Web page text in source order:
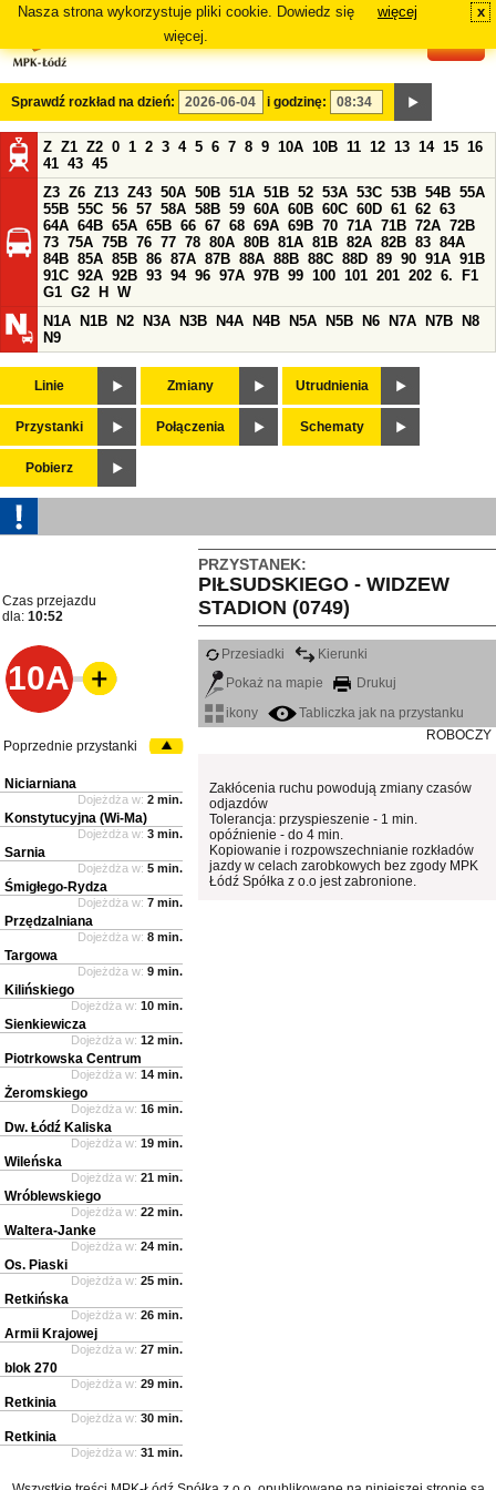
Nasza strona wykorzystuje pliki cookie. Dowiedz się
więcej.
więcej x
Sprawdź rozkład na dzień: i godzinę:
Z Z1 Z2 0 1 2 3 4 5 6 7 8 9 10A 10B 11 12 13 14 15 16
41 43 45
Z3 Z6 Z13 Z43 50A 50B 51A 51B 52 53A 53C 53B 54B 55A
55B 55C 56 57 58A 58B 59 60A 60B 60C 60D 61 62 63
64A 64B 65A 65B 66 67 68 69A 69B 70 71A 71B 72A 72B
73 75A 75B 76 77 78 80A 80B 81A 81B 82A 82B 83 84A
84B 85A 85B 86 87A 87B 88A 88B 88C 88D 89 90 91A 91B
91C 92A 92B 93 94 96 97A 97B 99 100 101 201 202 6.
F1
G1 G2 H
W
N1A
N1B N2 N3A N3B N4A N4B N5A N5B N6 N7A N7B
N8
N9
Linie Zmiany Utrudnienia
Przystanki Połączenia Schematy
Pobierz
PRZYSTANEK:
PIŁSUDSKIEGO - WIDZEW
STADION (0749)
Czas przejazdu
dla: 10:52
10A
Przesiadki
Kierunki
Pokaż na mapie
Drukuj
ikony
Tabliczka jak na przystanku
ROBOCZY
Zakłócenia ruchu powodują zmiany czasów
odjazdów
Tolerancja: przyspieszenie - 1 min.
opóźnienie - do 4 min.
Kopiowanie i rozpowszechnianie rozkładów
jazdy w celach zarobkowych bez zgody MPK
Łódź Spółka z o.o jest zabronione.
Poprzednie przystanki
Niciarniana
Dojeżdża w: 2 min.
Konstytucyjna (Wi-Ma)
Dojeżdża w: 3 min.
Sarnia
Dojeżdża w: 5 min.
Śmigłego-Rydza
Dojeżdża w: 7 min.
Przędzalniana
Dojeżdża w: 8 min.
Targowa
Dojeżdża w: 9 min.
Kilińskiego
Dojeżdża w: 10 min.
Sienkiewicza
Dojeżdża w: 12 min.
Piotrkowska Centrum
Dojeżdża w: 14 min.
Żeromskiego
Dojeżdża w: 16 min.
Dw. Łódź Kaliska
Dojeżdża w: 19 min.
Wileńska
Dojeżdża w: 21 min.
Wróblewskiego
Dojeżdża w: 22 min.
Waltera-Janke
Dojeżdża w: 24 min.
Os. Piaski
Dojeżdża w: 25 min.
Retkińska
Dojeżdża w: 26 min.
Armii Krajowej
Dojeżdża w: 27 min.
blok 270
Dojeżdża w: 29 min.
Retkinia
Dojeżdża w: 30 min.
Retkinia
Dojeżdża w: 31 min.